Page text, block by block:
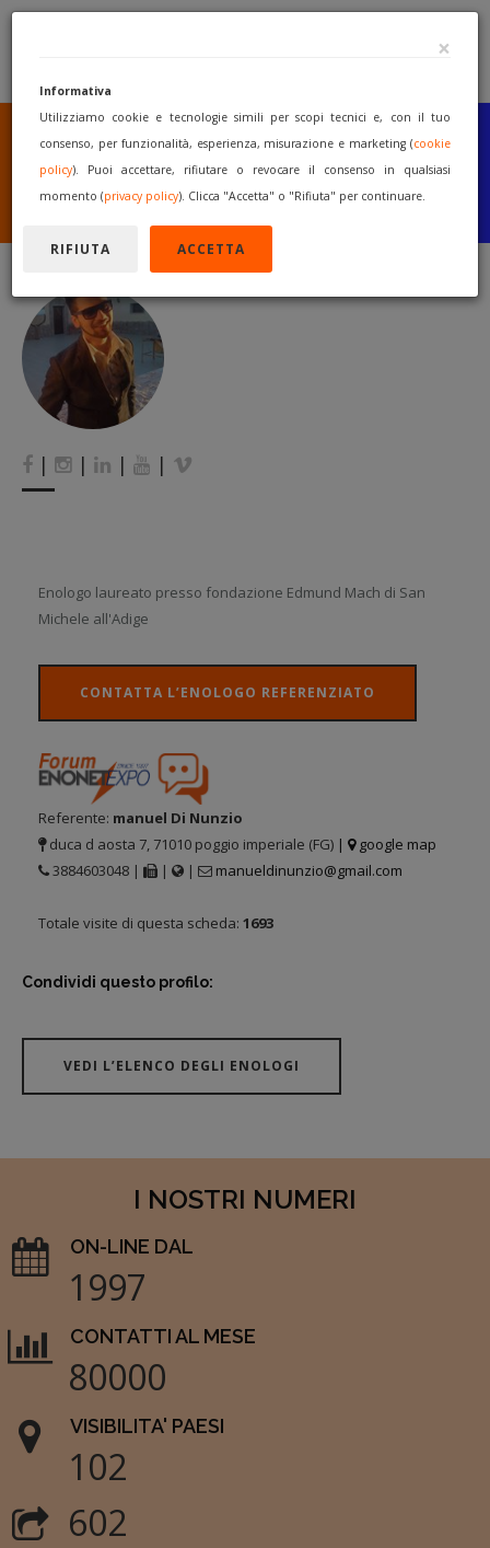
SEI UN COSTRUTTORE
O UN RIVENDITORE?
PUBBLICA GRATUITAMENTE
I TUOI MACCHINARI
INIZIA A VENDERE
| | | |
Enologo laureato presso fondazione Edmund Mach di San
Michele all'Adige
CONTATTA L’ENOLOGO REFERENZIATO
Referente: manuel Di Nunzio
duca d aosta 7, 71010 poggio imperiale (FG) |
google map
3884603048 |
| | manueldinunzio@gmail.com
Totale visite di questa scheda: 1693
Condividi questo profilo:
VEDI L’ELENCO DEGLI ENOLOGI
×
Informativa
Utilizziamo cookie e tecnologie simili per scopi tecnici e, con il tuo
consenso, per funzionalità, esperienza, misurazione e marketing (cookie
policy). Puoi accettare, rifiutare o revocare il consenso in qualsiasi
momento (privacy policy). Clicca "Accetta" o "Rifiuta" per continuare.
RIFIUTA ACCETTA
I NOSTRI NUMERI
ON-LINE DAL
1997
CONTATTI AL MESE
80000
VISIBILITA' PAESI
102
602